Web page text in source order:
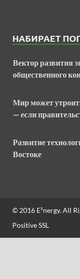
НАБИРАЕТ
Вектор развития
общественного
Мир может
— если
Развитие
Востоке
© 2016 E²nergy. All
Positive SSL